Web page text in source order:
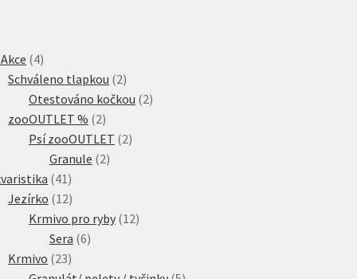
44
produkty
Schváleno tlapkou 22
produkty
Otestováno kočkou 22
zooOUTLET % 22
produkty
Psí zooOUTLET 22
Granule 22
4141
produktů
Jezírko 1212
produktů
Krmivo pro ryby 1212
Sera 66
Krmivo 2323